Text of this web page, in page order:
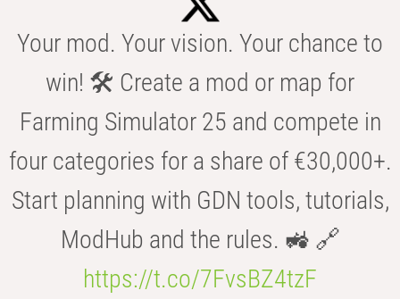
Your mod. Your vision. Your chance to
win! 🛠️ Create a mod or map for
Farming Simulator 25 and compete in
four categories for a share of €30,000+.
Start planning with GDN tools, tutorials,
ModHub and the rules. 🚜 🔗
https://t.co/7FvsBZ4tzF